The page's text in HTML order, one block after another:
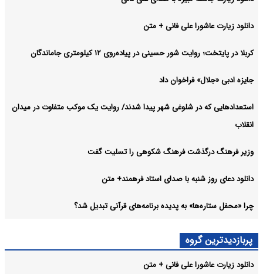
دانلود زیارت عاشورا علی فانی + متن
کربلا در پایتخت؛ روایت شور حسینی در پیاده‌روی ۱۲ کیلومتری جاماندگان
جایزه ادبی «جلال» فراخوان داد
استعدادهایی که در شلوغی شهر پیدا شدند/ روایت یک موکب متفاوت در میدان
انقلاب
وزیر فرهنگ درگذشت فرهنگ شکوهی را تسلیت گفت
دانلود دعای روز شنبه با صدای استاد فرهمند+ متن
چرا «محفل ستاره‌ها» به پدیده برنامه‌های قرآنی تبدیل شد؟
پربازدیدترین گروه
دانلود زیارت عاشورا علی فانی + متن